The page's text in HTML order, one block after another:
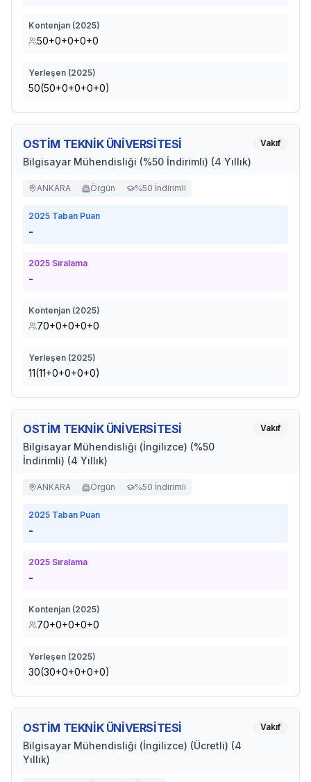
Kontenjan (2025)
50+0+0+0+0
Yerleşen (2025)
50(50+0+0+0+0)
OSTİM TEKNİK ÜNİVERSİTESİ
Bilgisayar Mühendisliği (%50 İndirimli) (4 Yıllık)
Vakıf
ANKARA Örgün %50 İndirimli
2025 Taban Puan
-
2025 Sıralama
-
Kontenjan (2025)
70+0+0+0+0
Yerleşen (2025)
11(11+0+0+0+0)
OSTİM TEKNİK ÜNİVERSİTESİ
Bilgisayar Mühendisliği (İngilizce) (%50
İndirimli) (4 Yıllık)
Vakıf
ANKARA Örgün %50 İndirimli
2025 Taban Puan
-
2025 Sıralama
-
Kontenjan (2025)
70+0+0+0+0
Yerleşen (2025)
30(30+0+0+0+0)
OSTİM TEKNİK ÜNİVERSİTESİ
Bilgisayar Mühendisliği (İngilizce) (Ücretli) (4
Yıllık)
Vakıf